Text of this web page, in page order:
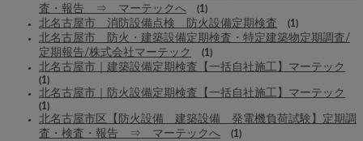
査・報告 ⇒ マーテックへ
(1)
北名古屋市 消防設備点検 防火設備定期検査 (1)
北名古屋市 防火・建築設備定期検査・特定建築物定期調査/
定期報告/株式会社マーテック
(1)
北名古屋市｜建築設備定期検査【一括自社施工】マーテック
(1)
北名古屋市｜防火設備定期検査【一括自社施工】マーテック
(1)
北名古屋市区【防火設備 建築設備 発電機負荷試験】定期調
査・検査・報告 ⇒ マーテックへ
(1)